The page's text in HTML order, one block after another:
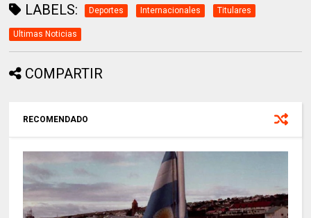
LABELS: Deportes Internacionales Titulares
Ultimas Noticias
COMPARTIR
RECOMENDADO